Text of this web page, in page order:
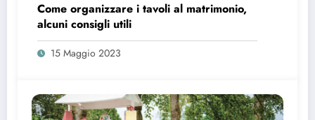
Come organizzare i tavoli al matrimonio,
alcuni consigli utili
15 Maggio 2023